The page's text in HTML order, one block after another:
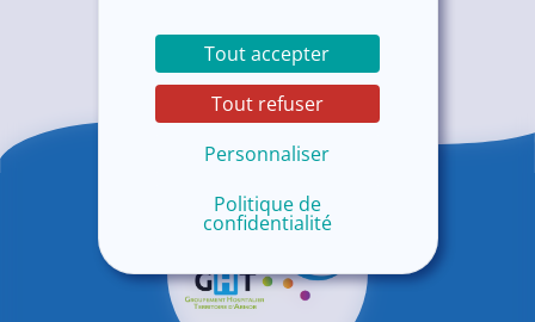
Tout accepter
Tout refuser
Personnaliser
Politique de
confidentialité